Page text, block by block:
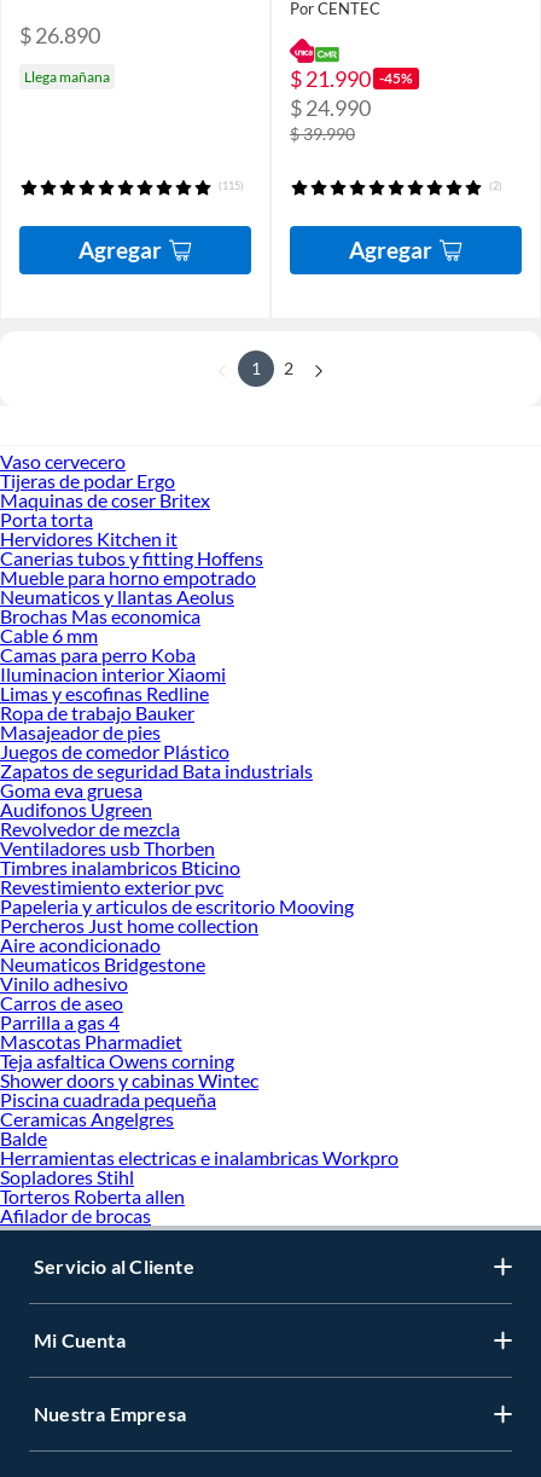
$ 26.890
Llega mañana
(115)
Agregar
Por CENTEC
$ 21.990 -45%
$ 24.990
$ 39.990
(2)
Agregar
1 2
Vaso cervecero
Tijeras de podar Ergo
Maquinas de coser Britex
Porta torta
Hervidores Kitchen it
Canerias tubos y fitting Hoffens
Mueble para horno empotrado
Neumaticos y llantas Aeolus
Brochas Mas economica
Cable 6 mm
Camas para perro Koba
Iluminacion interior Xiaomi
Limas y escofinas Redline
Ropa de trabajo Bauker
Masajeador de pies
Juegos de comedor Plástico
Zapatos de seguridad Bata industrials
Goma eva gruesa
Audifonos Ugreen
Revolvedor de mezcla
Ventiladores usb Thorben
Timbres inalambricos Bticino
Revestimiento exterior pvc
Papeleria y articulos de escritorio Mooving
Percheros Just home collection
Aire acondicionado
Neumaticos Bridgestone
Vinilo adhesivo
Carros de aseo
Parrilla a gas 4
Mascotas Pharmadiet
Teja asfaltica Owens corning
Shower doors y cabinas Wintec
Piscina cuadrada pequeña
Ceramicas Angelgres
Balde
Herramientas electricas e inalambricas Workpro
Sopladores Stihl
Torteros Roberta allen
Afilador de brocas
Servicio al Cliente
Mi Cuenta
Nuestra Empresa